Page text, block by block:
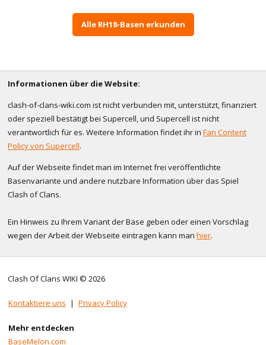
Alle RH18-Basen erkunden
Informationen über die Website:
clash-of-clans-wiki.com ist nicht verbunden mit, unterstützt, finanziert
oder speziell bestätigt bei Supercell, und Supercell ist nicht
verantwortlich für es. Weitere Information findet ihr in Fan Content
Policy von Supercell.
Auf der Webseite findet man im Internet frei veröffentlichte
Basenvariante und andere nutzbare Information über das Spiel
Clash of Clans.
Ein Hinweis zu Ihrem Variant der Base geben oder einen Vorschlag
wegen der Arbeit der Webseite eintragen kann man hier.
Clash Of Clans WIKI © 2026
Kontaktiere uns | Privacy Policy
Mehr entdecken
BaseMelon.com